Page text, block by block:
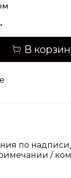
В
по надписи,
/